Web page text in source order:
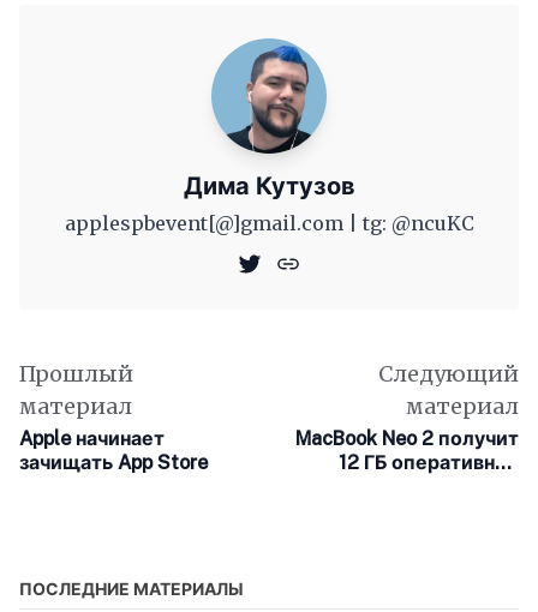
Дима Кутузов
applespbevent[@]gmail.com | tg: @ncuKC
Прошлый
материал
Apple начинает
зачищать App Store
Следующий
материал
MacBook Neo 2 получит
12 ГБ оперативной
ПОСЛЕДНИЕ МАТЕРИАЛЫ